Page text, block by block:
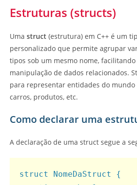
Estruturas (structs)
Uma struct (estrutura) em C++ é um
personalizado que permite agrupar
tipos sob um mesmo nome, facilitando
manipulação de dados relacionados.
para representar entidades do mundo
carros, produtos, etc.
Como declarar uma
A declaração de uma struct segue a
struct NomeDaStruct {